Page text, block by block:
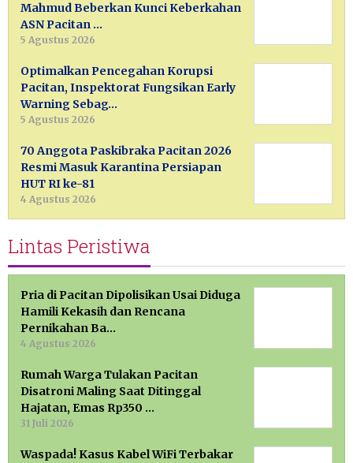
Mahmud Beberkan Kunci Keberkahan
ASN Pacitan …
5 Agustus 2026
Optimalkan Pencegahan Korupsi
Pacitan, Inspektorat Fungsikan Early
Warning Sebag…
5 Agustus 2026
70 Anggota Paskibraka Pacitan 2026
Resmi Masuk Karantina Persiapan
HUT RI ke-81
4 Agustus 2026
Lintas Peristiwa
Pria di Pacitan Dipolisikan Usai Diduga
Hamili Kekasih dan Rencana
Pernikahan Ba…
4 Agustus 2026
Rumah Warga Tulakan Pacitan
Disatroni Maling Saat Ditinggal
Hajatan, Emas Rp350 …
31 Juli 2026
Waspada! Kasus Kabel WiFi Terbakar